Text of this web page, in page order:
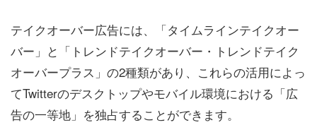
テイクオーバー広告には、「タイムラインテイクオー
バー」と「トレンドテイクオーバー・トレンドテイク
オーバープラス」の2種類があり、これらの活用によっ
てTwitterのデスクトップやモバイル環境における「広
告の一等地」を独占することができます。